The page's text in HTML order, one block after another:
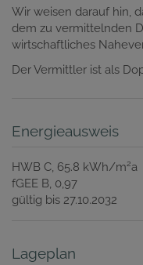
Wir weisen darauf hin,
dem zu vermittelnden
wirtschaftliches
Der Vermittler ist als
Energieausweis
HWB C, 65.8 kWh/m2a
fGEE B, 0,97
gültig bis 27.10.2032
Lageplan